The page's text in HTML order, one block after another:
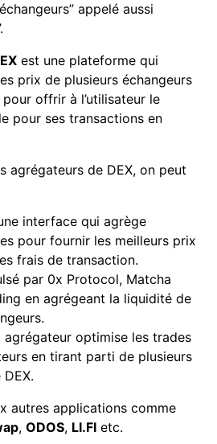
appelé aussi
est une plateforme qui
prix de plusieurs échangeurs
offrir à l’utilisateur le
pour ses transactions en
agrégateurs de DEX, on peut
interface qui agrège
pour fournir les meilleurs prix
frais de transaction.
par 0x Protocol, Matcha
en agrégeant la liquidité de
agrégateur optimise les trades
en tirant parti de plusieurs
autres applications comme
, ODOS, LI.FI etc.